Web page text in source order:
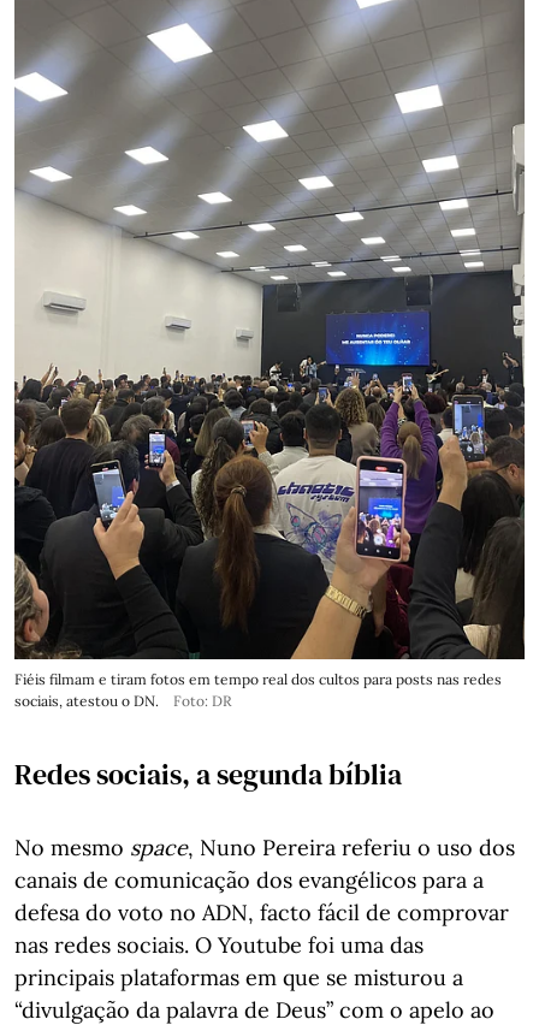
Fiéis filmam e tiram fotos em tempo real dos cultos para posts nas redes
sociais, atestou o DN.
Foto: DR
Redes sociais, a segunda bíblia
No mesmo space, Nuno Pereira referiu o uso dos
canais de comunicação dos evangélicos para a
defesa do voto no ADN, facto fácil de comprovar
nas redes sociais. O Youtube foi uma das
principais plataformas em que se misturou a
“divulgação da palavra de Deus” com o apelo ao